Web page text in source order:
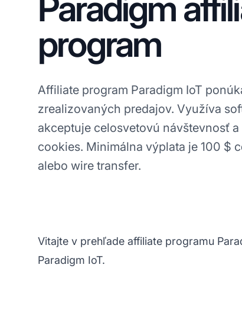
program
Affiliate program Paradigm IoT
zrealizovaných predajov. Využíva
akceptuje celosvetovú návštevnosť
cookies. Minimálna výplata je 100 $
alebo wire transfer.
Vitajte v prehľade affiliate programu
Paradigm IoT.